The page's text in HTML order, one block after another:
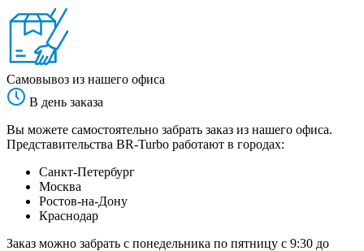
Самовывоз из нашего офиса
В день заказа
Вы можете самостоятельно забрать заказ из нашего офиса.
Представительства BR-Turbo работают в городах:
Санкт-Петербург
Москва
Ростов-на-Дону
Краснодар
Заказ можно забрать с понедельника по пятницу с 9:30 до